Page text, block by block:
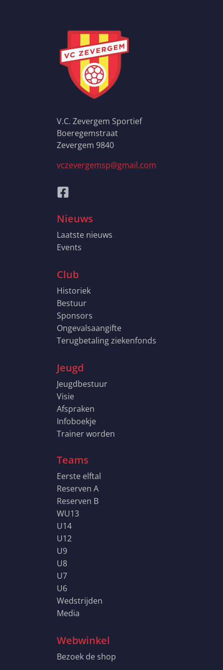
V.C. Zevergem Sportief
Boeregemstraat
Zevergem 9840
vczevergemsp@gmail.com
Nieuws
Laatste nieuws
Events
Club
Historiek
Bestuur
Sponsors
Ongevalsaangifte
Terugbetaling ziekenfonds
Jeugd
Jeugdbestuur
Visie
Afspraken
Infoboekje
Trainer worden
Teams
Eerste elftal
Reserven A
Reserven B
WU13
U14
U12
U9
U8
U7
U6
Wedstrijden
Media
Webwinkel
Bezoek de shop